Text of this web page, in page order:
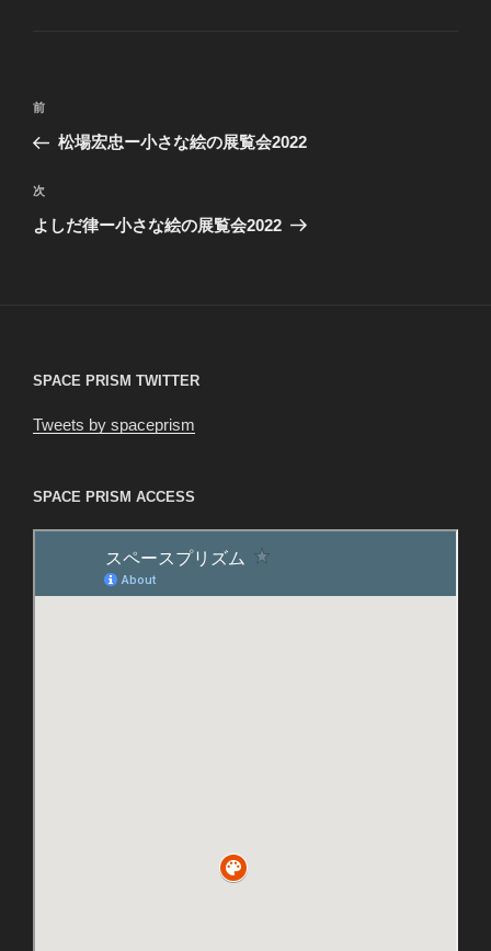
投
ナ
ビ
ゲ
前
の
稿
前
松場宏忠ー小さな絵の展覧会2022
次
の
次
よしだ律ー小さな絵の展覧会2022
SPACE PRISM TWITTER
Tweets by spaceprism
SPACE PRISM ACCESS